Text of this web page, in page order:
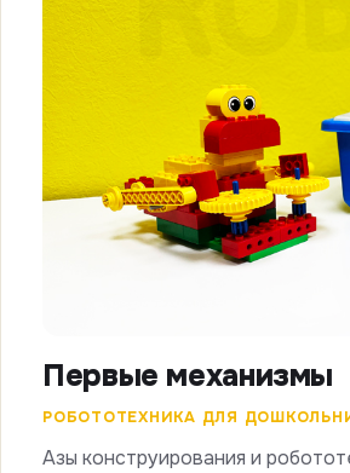
Первые механизмы
РОБОТОТЕХНИКА ДЛЯ
Азы конструирования и